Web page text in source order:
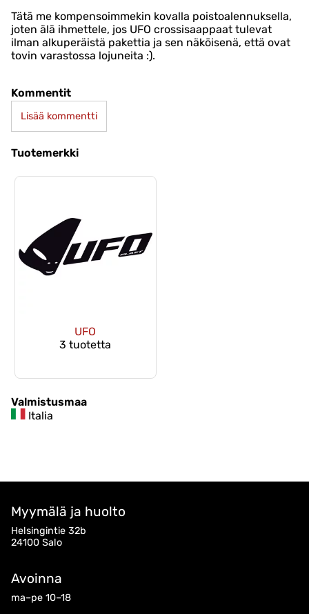
Tätä me kompensoimmekin kovalla poistoalennuksella,
joten älä ihmettele, jos UFO crossisaappaat tulevat
ilman alkuperäistä pakettia ja sen näköisenä, että ovat
tovin varastossa lojuneita :).
Kommentit
Lisää kommentti
Tuotemerkki
UFO
3 tuotetta
Valmistusmaa
Italia
Myymälä ja huolto
Helsingintie 32b
24100 Salo
Avoinna
ma–pe 10–18